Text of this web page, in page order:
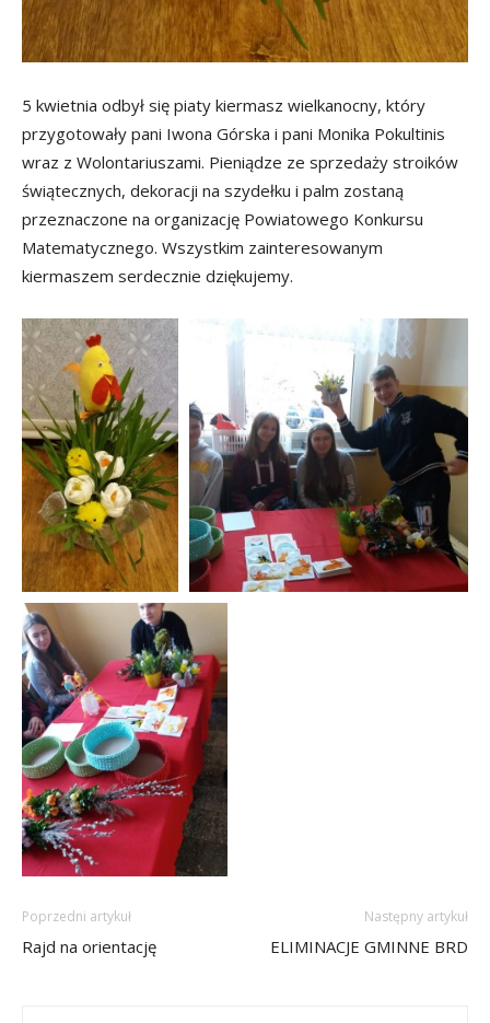
5 kwietnia odbył się piaty kiermasz wielkanocny, który
przygotowały pani Iwona Górska i pani Monika Pokultinis
wraz z Wolontariuszami. Pieniądze ze sprzedaży stroików
świątecznych, dekoracji na szydełku i palm zostaną
przeznaczone na organizację Powiatowego Konkursu
Matematycznego. Wszystkim zainteresowanym
kiermaszem serdecznie dziękujemy.
Poprzedni artykuł
Rajd na orientację
Następny artykuł
ELIMINACJE GMINNE BRD